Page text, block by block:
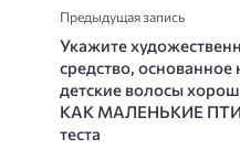
Предыдущая запись
Укажите
средство,
детские волосы
КАК МАЛЕНЬКИЕ
теста